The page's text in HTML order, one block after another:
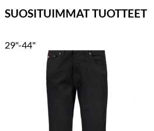
SUOSITUIMMAT TUOTTEET
29"-44"